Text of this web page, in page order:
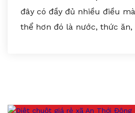
đây có đầy đủ nhiều điều
thể hơn đó là nước, thức ăn,